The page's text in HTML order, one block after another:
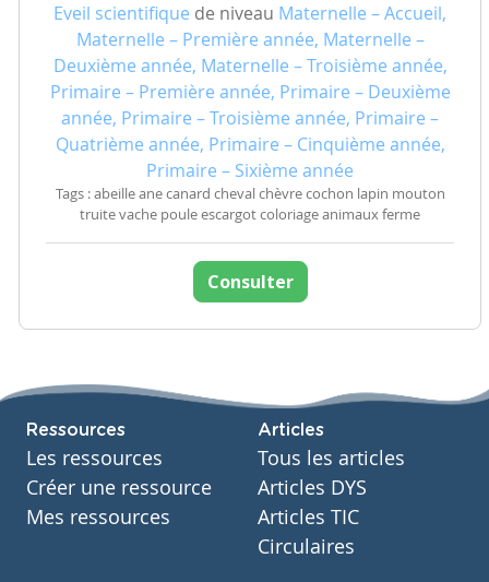
Eveil scientifique de niveau Maternelle – Accueil,
Maternelle – Première année, Maternelle –
Deuxième année, Maternelle – Troisième année,
Primaire – Première année, Primaire – Deuxième
année, Primaire – Troisième année, Primaire –
Quatrième année, Primaire – Cinquième année,
Primaire – Sixième année
Tags : abeille ane canard cheval chèvre cochon lapin mouton
truite vache poule escargot coloriage animaux ferme
Consulter
Ressources
Les ressources
Créer une ressource
Mes ressources
Articles
Tous les articles
Articles DYS
Articles TIC
Circulaires